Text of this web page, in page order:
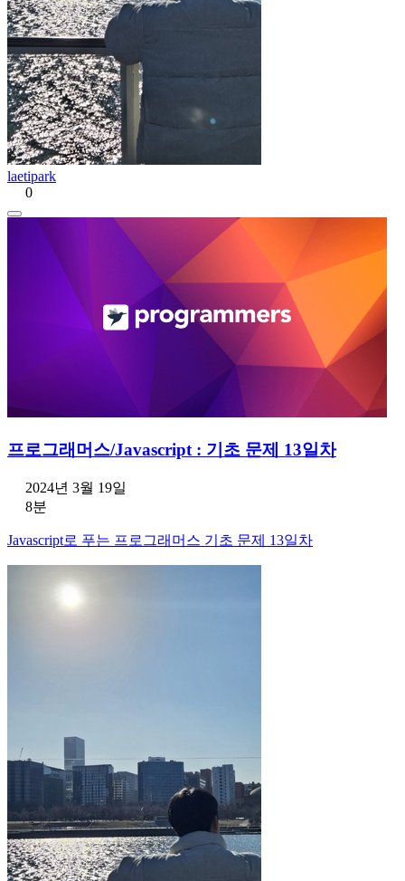
laetipark
0
프로그래머스/Javascript : 기초 문제 13일차
2024년 3월 19일
8분
Javascript로 푸는 프로그래머스 기초 문제 13일차